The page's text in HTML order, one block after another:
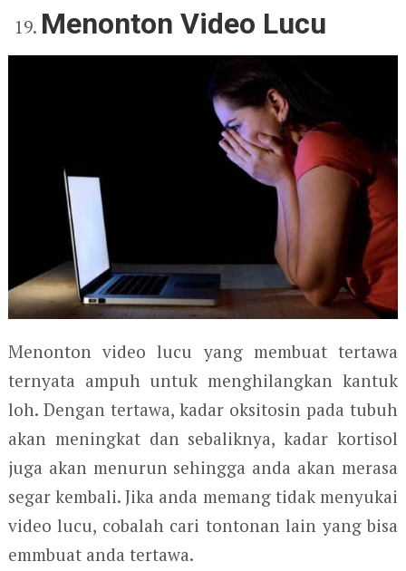
Menonton Video Lucu
Menonton video lucu yang membuat tertawa
ternyata ampuh untuk menghilangkan kantuk
loh. Dengan tertawa, kadar oksitosin pada tubuh
akan meningkat dan sebaliknya, kadar kortisol
juga akan menurun sehingga anda akan merasa
segar kembali. Jika anda memang tidak menyukai
video lucu, cobalah cari tontonan lain yang bisa
emmbuat anda tertawa.